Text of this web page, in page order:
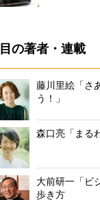
の著者・連載
藤川里絵「さ
う！」
森口亮「まる
大前研一「ビ
歩き方